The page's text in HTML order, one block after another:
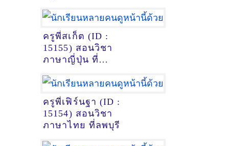
ครูพี่สเก็ต (ID :
15155) สอนวิชา
ภาษาญี่ปุ่น ที่
ครูพี่เฟิร์นฐา (ID :
15154) สอนวิชา
ภาษาไทย ที่ลพบุรี